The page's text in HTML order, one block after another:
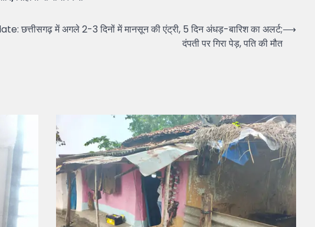
छत्तीसगढ़ में अगले 2-3 दिनों में मानसून की एंट्री, 5 दिन अंधड़-बारिश का अलर्ट;
दंपती पर गिरा पेड़, पति की मौत
⟶